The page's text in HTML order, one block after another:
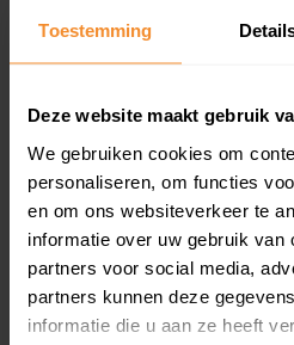
Toestemming
Deze website maakt gebruik
We gebruiken cookies om
personaliseren, om functies
en om ons websiteverkeer te
informatie over uw gebruik van
partners voor social media,
partners kunnen deze
informatie die u aan ze heeft
Een overzicht van alle
en koopdatum) binnen een
Bekijk product
Direct leverbaar